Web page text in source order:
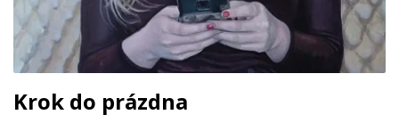
Krok do prázdna